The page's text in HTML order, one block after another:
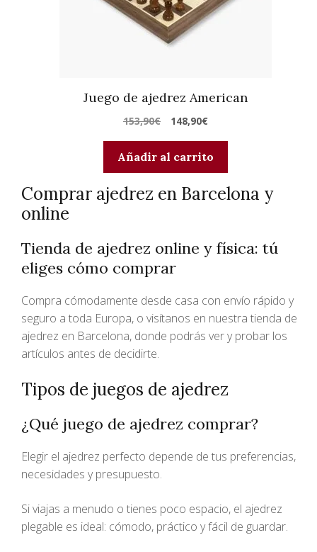
Juego de ajedrez American
153,90€
El
precio
original
era:
153,90€.
148,90€El
precio
actual
es:
148,90€.
Añadir al carrito
Comprar ajedrez en Barcelona y
online
Tienda de ajedrez online y física: tú
eliges cómo comprar
Compra cómodamente desde casa con envío rápido y
seguro a toda Europa, o visítanos en nuestra tienda de
ajedrez en Barcelona, donde podrás ver y probar los
artículos antes de decidirte.
Tipos de juegos de ajedrez
¿Qué juego de ajedrez comprar?
Elegir el ajedrez perfecto depende de tus preferencias,
necesidades y presupuesto.
Si viajas a menudo o tienes poco espacio, el ajedrez
plegable es ideal: cómodo, práctico y fácil de guardar.